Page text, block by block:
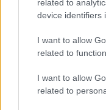
related to
device identifiers
I want to allow
related to
I want to allow
related to
Nem áhítom
De Lajost
Hozzá vonz a
haszna?
Bújj el öreg:
panaszra.”